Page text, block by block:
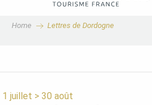
Home Lettres de Dordogne
1 juillet > 30 août